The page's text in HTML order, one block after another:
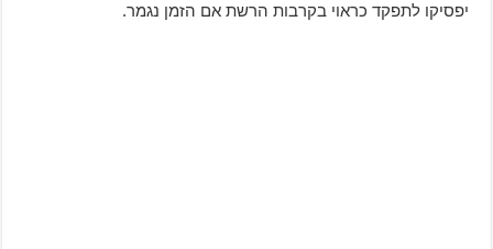
יפסיקו לתפקד כראוי בקרבות הרשת אם הזמן נגמר.